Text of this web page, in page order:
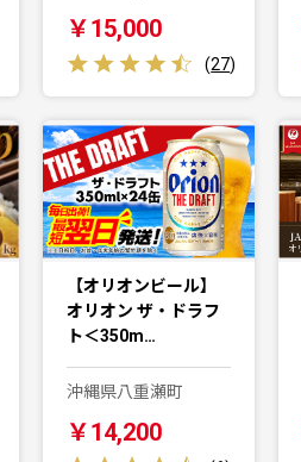
￥15,000
(27)
【オリオンビール】
オリオン ザ・ドラフ
ト＜350m…
沖縄県八重瀬町
￥14,200